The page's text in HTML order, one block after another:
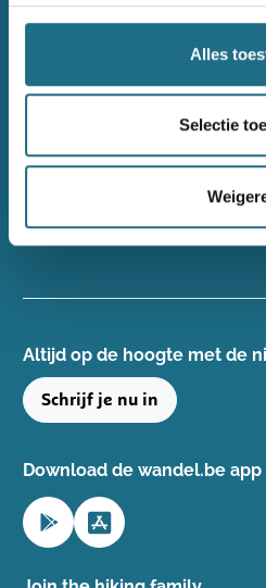
Alles
Selectie
Gezondheid
+32(0)50 40 51 40
info@wandelsport.be
BE 0643 481 073
Altijd op de hoogte ​met de
Schrijf je nu in
Download de wandel.be app